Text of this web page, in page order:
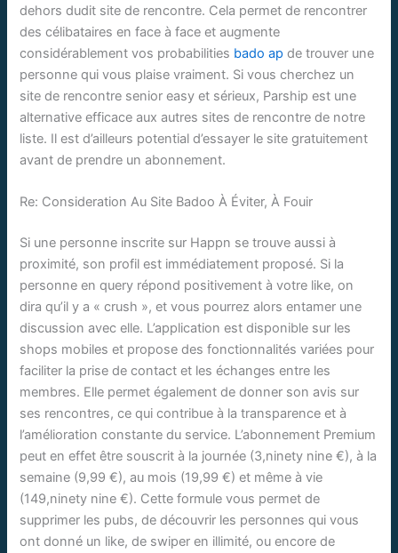
dehors dudit site de rencontre. Cela permet de rencontrer
des célibataires en face à face et augmente
considérablement vos probabilities bado ap de trouver une
personne qui vous plaise vraiment. Si vous cherchez un
site de rencontre senior easy et sérieux, Parship est une
alternative efficace aux autres sites de rencontre de notre
liste. Il est d’ailleurs potential d’essayer le site gratuitement
avant de prendre un abonnement.
Re: Consideration Au Site Badoo À Éviter, À Fouir
Si une personne inscrite sur Happn se trouve aussi à
proximité, son profil est immédiatement proposé. Si la
personne en query répond positivement à votre like, on
dira qu’il y a « crush », et vous pourrez alors entamer une
discussion avec elle. L’application est disponible sur les
shops mobiles et propose des fonctionnalités variées pour
faciliter la prise de contact et les échanges entre les
membres. Elle permet également de donner son avis sur
ses rencontres, ce qui contribue à la transparence et à
l’amélioration constante du service. L’abonnement Premium
peut en effet être souscrit à la journée (3,ninety nine €), à la
semaine (9,99 €), au mois (19,99 €) et même à vie
(149,ninety nine €). Cette formule vous permet de
supprimer les pubs, de découvrir les personnes qui vous
ont donné un like, de swiper en illimité, ou encore de